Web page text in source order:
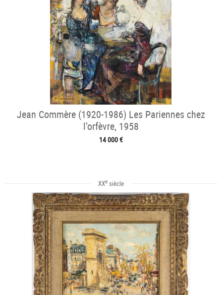
Jean Commère (1920-1986) Les Pariennes chez
l’orfèvre, 1958
14 000 €
XXesiècle